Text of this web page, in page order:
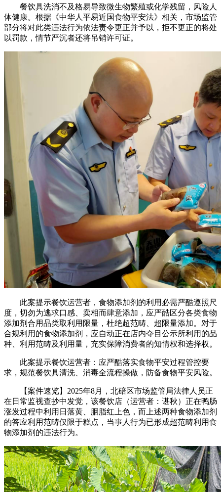
餐饮具洗消不及格易导致微生物繁殖或化学残留，风险人
体健康。根据《中华人平易近国食物平安法》相关，市场监管
部分将对此类违法行为依法责令更正并予以，拒不更正的将处
以罚款，情节严沉者还将吊销许可证。
此案提示餐饮运营者，食物添加剂的利用必需严酷遵照尺
度，切勿为逃求口感、卖相而肆意添加，应严酷区分各类食物
添加剂合用品类取利用限量，杜绝超范畴、超限量添加。对于
合规利用的食物添加剂，应自动正在店内夺目公示所利用的品
种、利用范畴及利用量，充实保障消费者的知情权和选择权。
此案提示餐饮运营者：应严酷落实食物平安过程管控要
求，规范餐饮具清洗、消毒全流程操做，防备食物平安风险。
【案件速览】2025年8月，北碚区市场监管局法律人员正
在日常监视查抄中发觉，该餐饮店（运营者：谌秋）正在鸭肠
涨发过程中利用日落黄、胭脂红上色，而上述两种食物添加剂
的答应利用范畴仅限于糕点，当事人行为已形成超范畴利用食
物添加剂的违法行为。